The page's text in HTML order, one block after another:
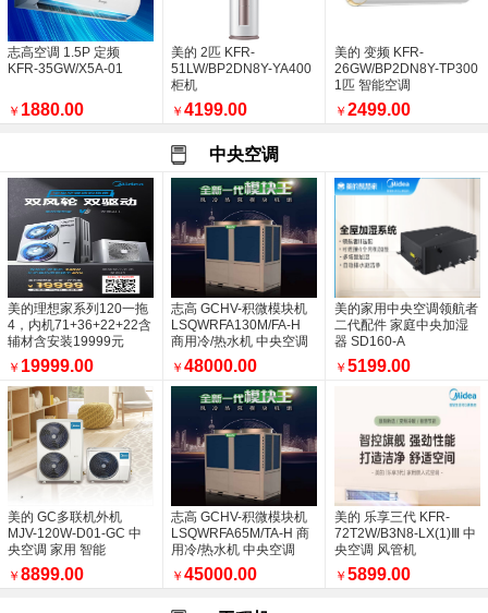
西安盛福远建设工程有限公司祝全国人们五一
10万级净化车间已完工
唐都医院实验室改造项目全面完成
西安盛福远商贸有限公司承接商洛市康养酒店
美的APP（i管家）
西安盛福远商贸有限公司开工大吉
家用中央空调一拖四多钱
西安盛福远商贸有限公司放假通知
承接石家街地铁口耕雨医院空调安装项目
西安盛福远商贸有限公司承接北大街如家精选
空调外机噪音大可通过以下步骤处理
美的3P风管机客厅必选产品
商洛酒店地下室机房已安装过半
西安盛福远商贸有限公司
盛福远的联系方法
销量统计
空调冬天使用开机后多长时间可以出风属于正
中央空调多联机外机吊装中
中央空调商用空调都有哪几种
空调什么时候买最便宜
安装空调就找西安盛福远
选美的中央空调：3分产品定底气，7分安装
美的中央空调四大系列
西安空调安装
盛福远祝全国人们国庆快乐
美的家用中央空调-新风探索家您了解多少
选中央空调别只盯着价格，还有更重要的
志高空调 1.5P 定频
KFR-35GW/X5A-01
￥ 1880.00
美的 2匹 KFR-
51LW/BP2DN8Y-YA400
柜机
￥4199.00
美的 变频 KFR-
26GW/BP2DN8Y-TP300
1匹 智能空调
￥ 2499.00
中央空调
美的理想家系列120一拖
4，内机71+36+22+22含
辅材含安装19999元
￥ 19999.00
美的 GC多联机外机
MJV-120W-D01-GC 中
央空调 家用 智能
￥8899.00
志高 GCHV-积微模块机
LSQWRFA130M/FA-H
商用冷/热水机 中央空调
￥48000.00
志高 GCHV-积微模块机
LSQWRFA65M/TA-H 商
用冷/热水机 中央空调
￥45000.00
美的家用中央空调领航者
二代配件 家庭中央加湿
器 SD160-A
￥ 5199.00
美的 乐享三代 KFR-
72T2W/B3N8-LX(1)Ⅲ 中
央空调 风管机
￥ 5899.00